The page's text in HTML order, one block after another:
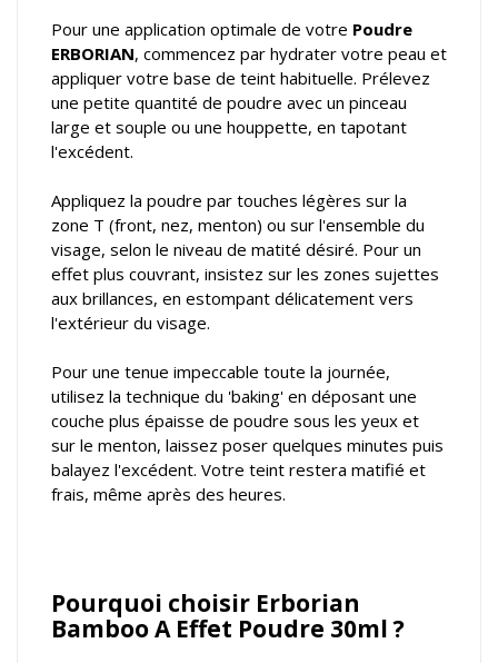
Pour une application optimale de votre Poudre
ERBORIAN, commencez par hydrater votre peau et
appliquer votre base de teint habituelle. Prélevez
une petite quantité de poudre avec un pinceau
large et souple ou une houppette, en tapotant
l'excédent.
Appliquez la poudre par touches légères sur la
zone T (front, nez, menton) ou sur l'ensemble du
visage, selon le niveau de matité désiré. Pour un
effet plus couvrant, insistez sur les zones sujettes
aux brillances, en estompant délicatement vers
l'extérieur du visage.
Pour une tenue impeccable toute la journée,
utilisez la technique du 'baking' en déposant une
couche plus épaisse de poudre sous les yeux et
sur le menton, laissez poser quelques minutes puis
balayez l'excédent. Votre teint restera matifié et
frais, même après des heures.
Pourquoi choisir Erborian
Bamboo A Effet Poudre 30ml ?